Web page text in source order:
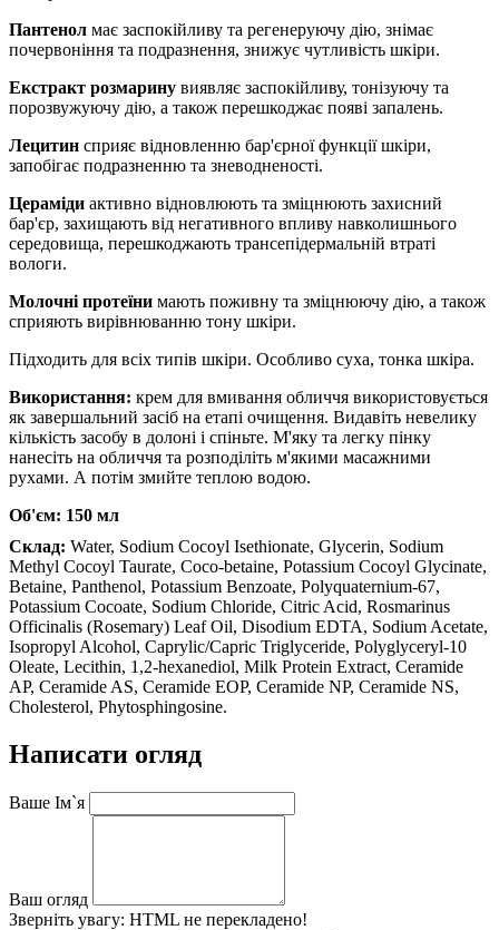
Пантенол має заспокійливу та регенеруючу дію, знімає
почервоніння та подразнення, знижує чутливість шкіри.
Екстракт розмарину виявляє заспокійливу, тонізуючу та
порозвужуючу дію, а також перешкоджає появі запалень.
Лецитин сприяє відновленню бар'єрної функції шкіри,
запобігає подразненню та зневодненості.
Цераміди активно відновлюють та зміцнюють захисний
бар'єр, захищають від негативного впливу навколишнього
середовища, перешкоджають трансепідермальній втраті
вологи.
Молочні протеїни мають поживну та зміцнюючу дію, а також
сприяють вирівнюванню тону шкіри.
Підходить для всіх типів шкіри. Особливо суха, тонка шкіра.
Використання: крем для вмивання обличчя використовується
як завершальний засіб на етапі очищення. Видавіть невелику
кількість засобу в долоні і спіньте. М'яку та легку пінку
нанесіть на обличчя та розподіліть м'якими масажними
рухами. А потім змийте теплою водою.
Об'єм: 150 мл
Склад: Water, Sodium Cocoyl Isethionate, Glycerin, Sodium
Methyl Cocoyl Taurate, Coco-betaine, Potassium Cocoyl Glycinate,
Betaine, Panthenol, Potassium Benzoate, Polyquaternium-67,
Potassium Cocoate, Sodium Chloride, Citric Acid, Rosmarinus
Officinalis (Rosemary) Leaf Oil, Disodium EDTA, Sodium Acetate,
Isopropyl Alcohol, Caprylic/Capric Triglyceride, Polyglyceryl-10
Oleate, Lecithin, 1,2-hexanediol, Milk Protein Extract, Ceramide
AP, Ceramide AS, Ceramide EOP, Ceramide NP, Ceramide NS,
Cholesterol, Phytosphingosine.
Написати огляд
Ваше Ім`я
Ваш огляд
Зверніть увагу: HTML не перекладено!